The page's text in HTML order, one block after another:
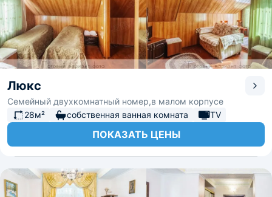
Люкс
Семейный двухкомнатный номер,в малом корпусе
28м²
собственная ванная комната TV
ПОКАЗАТЬ ЦЕНЫ